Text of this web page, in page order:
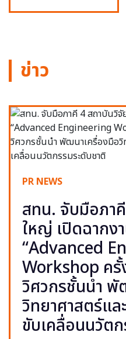
ข่าว
PR NEWS
สทน. จับมือภา
ใหญ่ เปิดฉากง
“Advanced
Workshop ครั้
วิศวกรชั้นนำ พั
วิทยาศาสตร์แล
ขับเคลื่อนนวัต